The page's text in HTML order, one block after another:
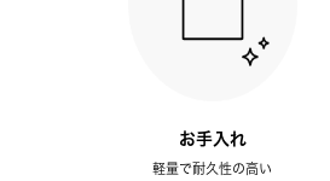
お手入れ
軽量で耐久性の高い